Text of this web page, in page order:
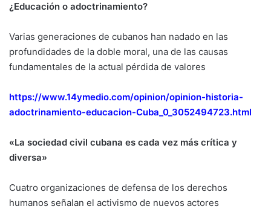
¿Educación o adoctrinamiento?
Varias generaciones de cubanos han nadado en las
profundidades de la doble moral, una de las causas
fundamentales de la actual pérdida de valores
https://www.14ymedio.com/opinion/opinion-historia-
adoctrinamiento-educacion-Cuba_0_3052494723.html
«La sociedad civil cubana es cada vez más crítica y
diversa»
Cuatro organizaciones de defensa de los derechos
humanos señalan el activismo de nuevos actores